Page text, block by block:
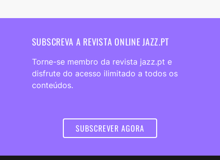
SUBSCREVA A REVISTA ONLINE JAZZ.PT
Torne-se membro da revista jazz.pt e
disfrute do acesso ilimitado a todos os
conteúdos.
SUBSCREVER AGORA